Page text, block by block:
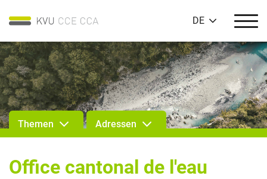
DE
Themen Adressen
Office cantonal de l'eau